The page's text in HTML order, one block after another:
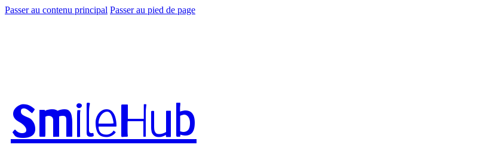
Passer au contenu principal Passer au pied de page
SmileHub